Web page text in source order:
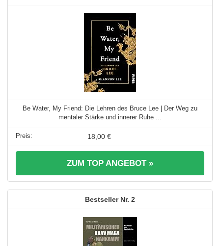
Be Water, My Friend: Die Lehren des Bruce Lee | Der Weg zu
mentaler Stärke und innerer Ruhe ...
18,00 €
ZUM TOP ANGEBOT »
2